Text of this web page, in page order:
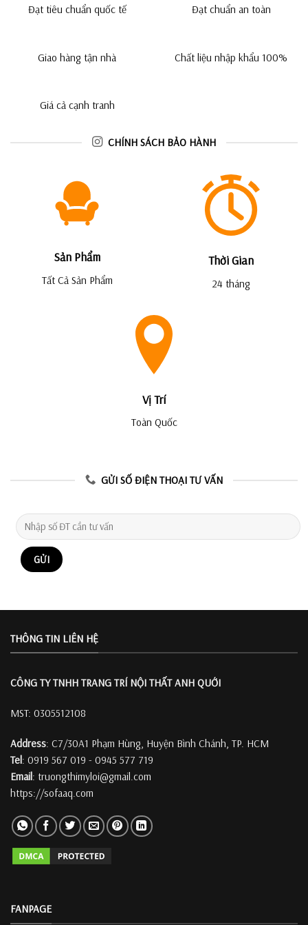
Đạt tiêu chuẩn quốc tế Đạt chuẩn an toàn
Giao hàng tận nhà Chất liệu nhập khẩu 100%
Giá cả cạnh tranh
CHÍNH SÁCH BẢO HÀNH
Sản Phẩm
Tất Cả Sản Phẩm
Thời Gian
24 tháng
Vị Trí
Toàn Quốc
GỬI SỐ ĐIỆN THOẠI TƯ VẤN
THÔNG TIN LIÊN HỆ
CÔNG TY TNHH TRANG TRÍ NỘI THẤT ANH QUỚI
MST: 0305512108
Address: C7/30A1 Phạm Hùng, Huyện Bình Chánh, TP. HCM
Tel: 0919 567 019 - 0945 577 719
Email: truongthimyloi@gmail.com
https://sofaaq.com
FANPAGE